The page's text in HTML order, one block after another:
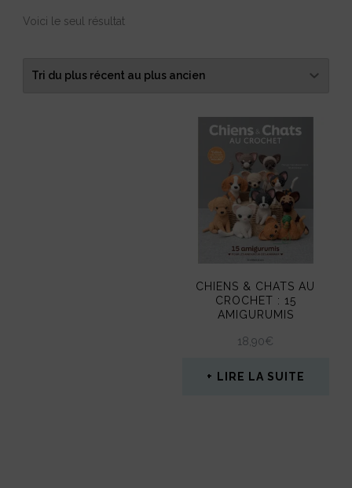
Voici le seul résultat
CHIENS & CHATS AU
CROCHET : 15
AMIGURUMIS
18,90€
LIRE LA SUITE